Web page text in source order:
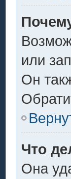
или
Он
Что
Она